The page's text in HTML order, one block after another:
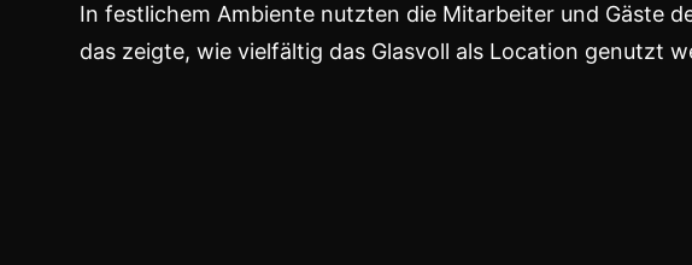
In festlichem Ambiente nutzten die Mitarbeiter und Gäste
das zeigte, wie vielfältig das Glasvoll als Location genutzt